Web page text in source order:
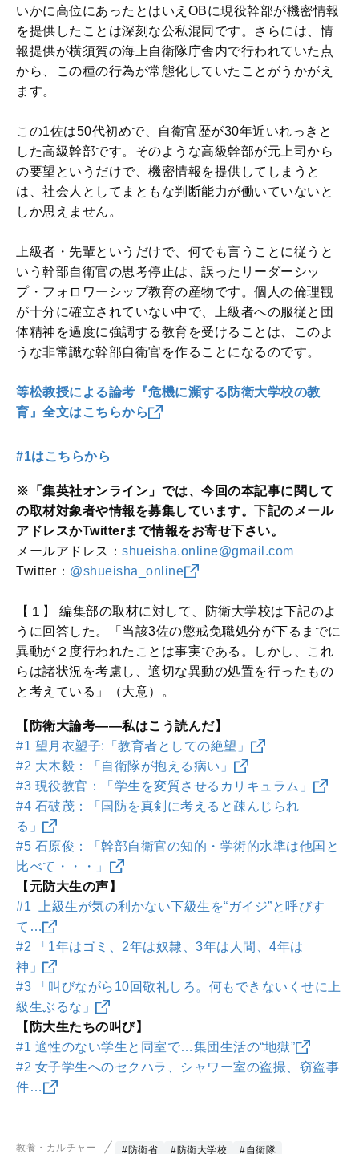
いかに高位にあったとはいえOBに現役幹部が機密情報
を提供したことは深刻な公私混同です。さらには、情
報提供が横須賀の海上自衛隊庁舎内で行われていた点
から、この種の行為が常態化していたことがうかがえ
ます。
この1佐は50代初めで、自衛官歴が30年近いれっきと
した高級幹部です。そのような高級幹部が元上司から
の要望というだけで、機密情報を提供してしまうと
は、社会人としてまともな判断能力が働いていないと
しか思えません。
上級者・先輩というだけで、何でも言うことに従うと
いう幹部自衛官の思考停止は、誤ったリーダーシッ
プ・フォロワーシップ教育の産物です。個人の倫理観
が十分に確立されていない中で、上級者への服従と団
体精神を過度に強調する教育を受けることは、このよ
うな非常識な幹部自衛官を作ることになるのです。
等松教授による論考『危機に瀕する防衛大学校の教
育』全文はこちらから
#1はこちらから
※「集英社オンライン」では、今回の本記事に関して
の取材対象者や情報を募集しています。下記のメール
アドレスかTwitterまで情報をお寄せ下さい。
メールアドレス： shueisha.online@gmail.com
Twitter： @shueisha_online
【１】 編集部の取材に対して、防衛大学校は下記のよ
うに回答した。「当該3佐の懲戒免職処分が下るまでに
異動が２度行われたことは事実である。しかし、これ
らは諸状況を考慮し、適切な異動の処置を行ったもの
と考えている」（大意）。
【防衛大論考――私はこう読んだ】
#1 望月衣塑子:「教育者としての絶望」
#2 大木毅：「自衛隊が抱える病い」
#3 現役教官：「学生を変質させるカリキュラム」
#4 石破茂：「国防を真剣に考えると疎んじられ
る」
#5 石原俊：「幹部自衛官の知的・学術的水準は他国と
比べて・・・」
【元防大生の声】
#1 上級生が気の利かない下級生を“ガイジ”と呼びす
て…
#2 「1年はゴミ、2年は奴隷、3年は人間、4年は
神」
#3 「叫びながら10回敬礼しろ。何もできないくせに上
級生ぶるな」
【防大生たちの叫び】
#1 適性のない学生と同室で…集団生活の“地獄”
#2 女子学生へのセクハラ、シャワー室の盗撮、窃盗事
件…
教養・カルチャー #防衛省 #防衛大学校 #自衛隊